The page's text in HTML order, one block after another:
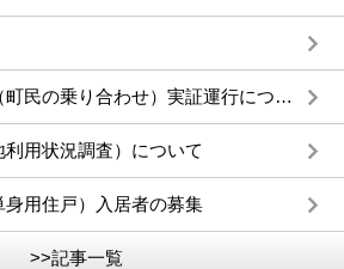
スクールバスの混乗（町民の乗り合わせ）実証運行について
用状況調査）について
身用住戸）入居者の募集
>>記事一覧